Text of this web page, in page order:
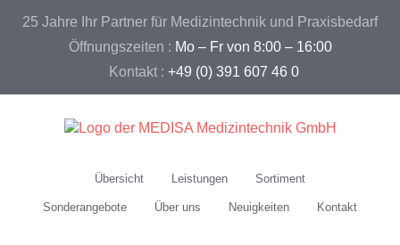
25 Jahre Ihr Partner für Medizintechnik und Praxisbedarf
Öffnungszeiten : Mo – Fr von 8:00 – 16:00
Kontakt : +49 (0) 391 607 46 0
Übersicht Leistungen Sortiment
Sonderangebote Über uns Neuigkeiten Kontakt